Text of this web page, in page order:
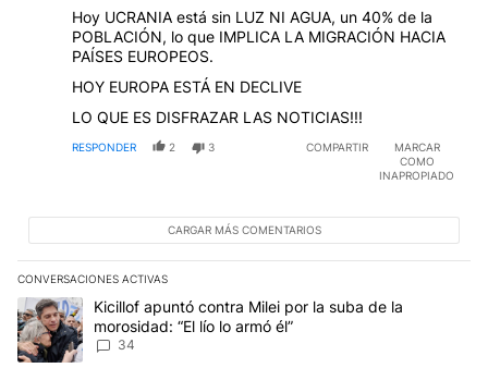
Hoy UCRANIA está sin LUZ NI AGUA, un 40% de la
POBLACIÓN, lo que IMPLICA LA MIGRACIÓN HACIA
PAÍSES EUROPEOS.
HOY EUROPA ESTÁ EN DECLIVE
LO QUE ES DISFRAZAR LAS NOTICIAS!!!
RESPONDER 2 3 COMPARTIR
MARCAR
COMO
INAPROPIADO
CARGAR MÁS COMENTARIOS
CONVERSACIONES ACTIVAS
Este listado muestra los artículos con más comentarios en los
Un artículo de tendencia con el título "Kicillof apuntó contra Milei
Kicillof apuntó contra Milei por la suba de la
morosidad: “El lío lo armó él”
34